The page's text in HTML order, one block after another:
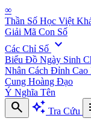
∞
Thần Số Học Việt
Giải Mã Con Số
Các Chỉ Số expand_more
Biểu Đồ Ngày Sinh
Nhân Cách Đỉnh Cao
Cung Hoàng Đạo
Ý Nghĩa Tên
search auto_awesome Tra Cứu